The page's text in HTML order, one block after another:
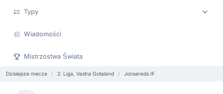
Typy
Wiadomości
Mistrzostwa Świata
Dzisiejsze mecze 2. Liga, Vastra Gotaland Jonsereds IF